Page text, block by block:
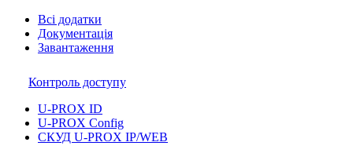
Всі додатки
Документація
Завантаження
Контроль доступу
U-PROX ID
U-PROX Config
СКУД U-PROX IP/WEB